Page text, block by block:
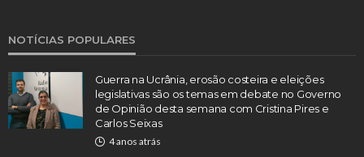
NOTÍCIAS POPULARES
Guerra na Ucrânia, erosão costeira e eleições
legislativas são os temas em debate no Governo
de Opinião desta semana com Cristina Pires e
Carlos Seixas
4 anos atrás